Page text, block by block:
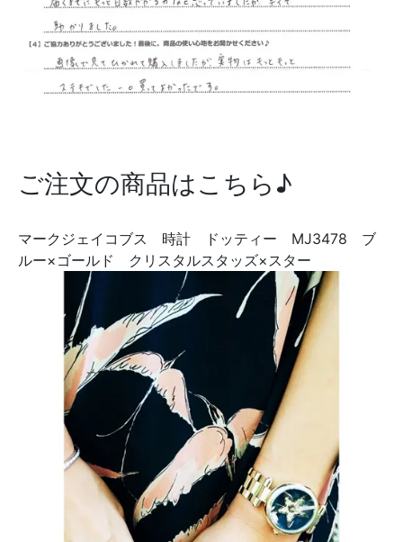
ご注文の商品はこちら♪
マークジェイコブス 時計 ドッティー MJ3478 ブ
ルー×ゴールド クリスタルスタッズ×スター